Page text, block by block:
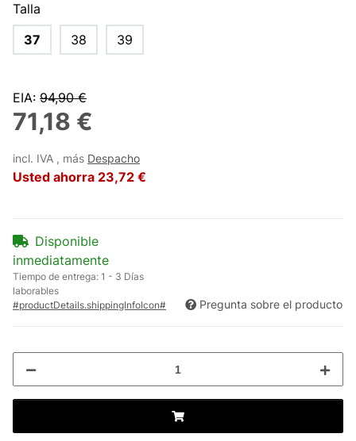
Talla
37
38 39
EIA: 94,90 €
71,18 €
incl. IVA , más Despacho
Usted ahorra 23,72 €
Disponible
inmediatamente
Tiempo de entrega: 1 - 3 Días
laborables
#productDetails.shippingInfoIcon#
Pregunta sobre el producto